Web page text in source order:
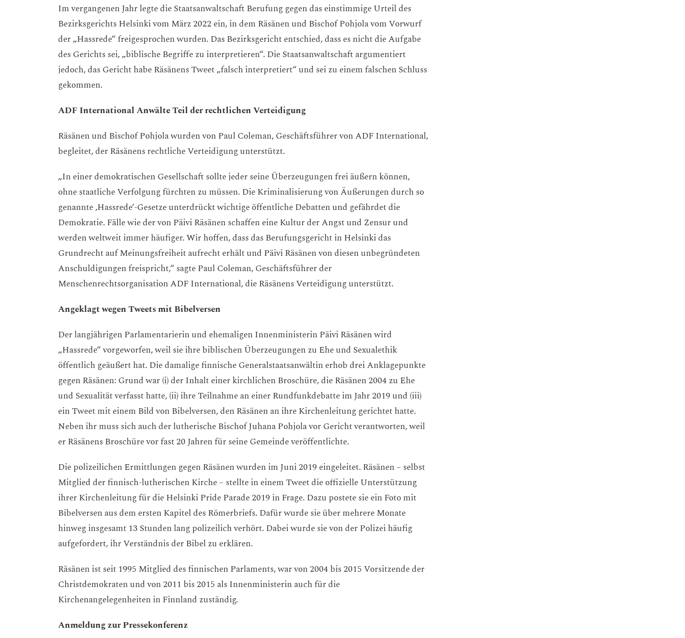
Im vergangenen Jahr legte die Staatsanwaltschaft Berufung gegen das einstimmige Urteil des
Bezirksgerichts Helsinki vom März 2022 ein, in dem Räsänen und Bischof Pohjola vom Vorwurf
der „Hassrede“ freigesprochen wurden. Das Bezirksgericht entschied, dass es nicht die Aufgabe
des Gerichts sei, „biblische Begriffe zu interpretieren“. Die Staatsanwaltschaft argumentiert
jedoch, das Gericht habe Räsänens Tweet „falsch interpretiert“ und sei zu einem falschen Schluss
gekommen.
ADF International Anwälte Teil der rechtlichen Verteidigung
Räsänen und Bischof Pohjola wurden von Paul Coleman, Geschäftsführer von ADF International,
begleitet, der Räsänens rechtliche Verteidigung unterstützt.
„In einer demokratischen Gesellschaft sollte jeder seine Überzeugungen frei äußern können,
ohne staatliche Verfolgung fürchten zu müssen. Die Kriminalisierung von Äußerungen durch so
genannte ‚Hassrede‘-Gesetze unterdrückt wichtige öffentliche Debatten und gefährdet die
Demokratie. Fälle wie der von Päivi Räsänen schaffen eine Kultur der Angst und Zensur und
werden weltweit immer häufiger. Wir hoffen, dass das Berufungsgericht in Helsinki das
Grundrecht auf Meinungsfreiheit aufrecht erhält und Päivi Räsänen von diesen unbegründeten
Anschuldigungen freispricht,“ sagte Paul Coleman, Geschäftsführer der
Menschenrechtsorganisation ADF International, die Räsänens Verteidigung unterstützt.
Angeklagt wegen Tweets mit Bibelversen
Der langjährigen Parlamentarierin und ehemaligen Innenministerin Päivi Räsänen wird
„Hassrede“ vorgeworfen, weil sie ihre biblischen Überzeugungen zu Ehe und Sexualethik
öffentlich geäußert hat. Die damalige finnische Generalstaatsanwältin erhob drei Anklagepunkte
gegen Räsänen: Grund war (i) der Inhalt einer kirchlichen Broschüre, die Räsänen 2004 zu Ehe
und Sexualität verfasst hatte, (ii) ihre Teilnahme an einer Rundfunkdebatte im Jahr 2019 und (iii)
ein Tweet mit einem Bild von Bibelversen, den Räsänen an ihre Kirchenleitung gerichtet hatte.
Neben ihr muss sich auch der lutherische Bischof Juhana Pohjola vor Gericht verantworten, weil
er Räsänens Broschüre vor fast 20 Jahren für seine Gemeinde veröffentlichte.
Die polizeilichen Ermittlungen gegen Räsänen wurden im Juni 2019 eingeleitet. Räsänen – selbst
Mitglied der finnisch-lutherischen Kirche – stellte in einem Tweet die offizielle Unterstützung
ihrer Kirchenleitung für die Helsinki Pride Parade 2019 in Frage. Dazu postete sie ein Foto mit
Bibelversen aus dem ersten Kapitel des Römerbriefs. Dafür wurde sie über mehrere Monate
hinweg insgesamt 13 Stunden lang polizeilich verhört. Dabei wurde sie von der Polizei häufig
aufgefordert, ihr Verständnis der Bibel zu erklären.
Räsänen ist seit 1995 Mitglied des finnischen Parlaments, war von 2004 bis 2015 Vorsitzende der
Christdemokraten und von 2011 bis 2015 als Innenministerin auch für die
Kirchenangelegenheiten in Finnland zuständig.
Anmeldung zur Pressekonferenz